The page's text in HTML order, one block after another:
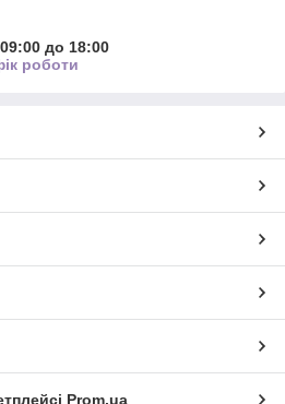
до 18:00
роботи
Prom.ua